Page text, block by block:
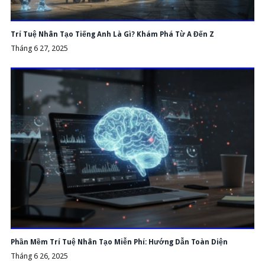
Trí Tuệ Nhân Tạo Tiếng Anh Là Gì? Khám Phá Từ A Đến Z
Tháng 6 27, 2025
Phần Mềm Trí Tuệ Nhân Tạo Miễn Phí: Hướng Dẫn Toàn Diện
Tháng 6 26, 2025